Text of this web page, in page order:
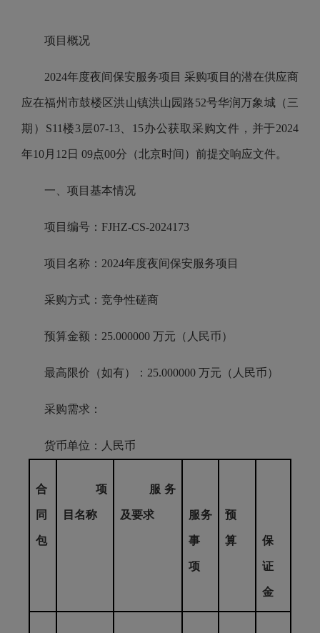
项目概况
2024年度夜间保安服务项目 采购项目的潜在供应商
应在福州市鼓楼区洪山镇洪山园路52号华润万象城（三
期）S11楼3层07-13、15办公获取采购文件，并于2024
年10月12日 09点00分（北京时间）前提交响应文件。
一、项目基本情况
项目编号：FJHZ-CS-2024173
项目名称：2024年度夜间保安服务项目
采购方式：竞争性磋商
预算金额：25.000000 万元（人民币）
最高限价（如有）：25.000000 万元（人民币）
采购需求：
货币单位：人民币
合
同
包
项
目名称
服务
及要求 服务
事
项
预
算 保
证
金